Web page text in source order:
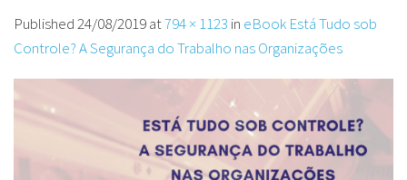
Published24/08/2019at794 × 1123 in eBook Está Tudo sob
Controle? A Segurança do Trabalho nas Organizações